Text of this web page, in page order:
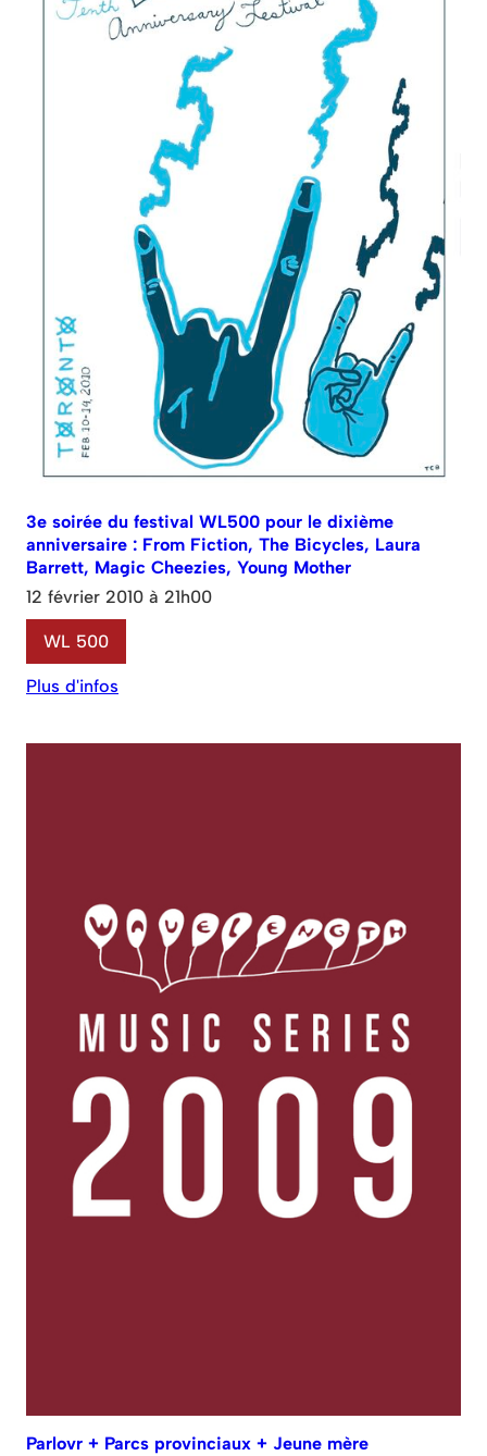
3e soirée du festival WL500 pour le dixième
anniversaire : From Fiction, The Bicycles, Laura
Barrett, Magic Cheezies, Young Mother
12 février 2010 à 21h00
WL 500
Plus d'infos
Parlovr + Parcs provinciaux + Jeune mère